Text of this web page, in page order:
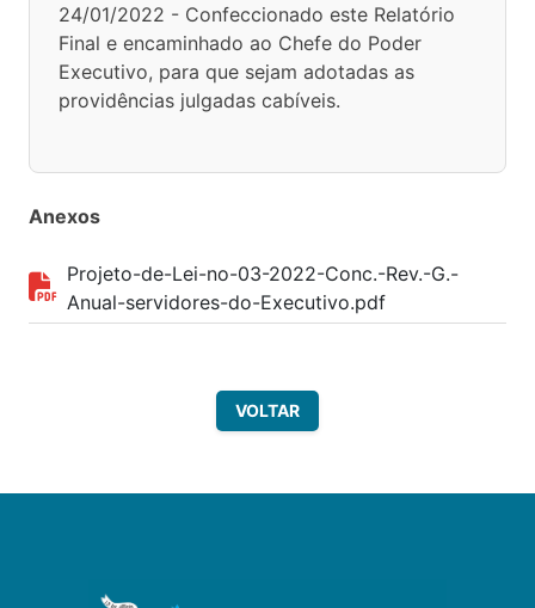
24/01/2022 - Confeccionado este Relatório
Final e encaminhado ao Chefe do Poder
Executivo, para que sejam adotadas as
providências julgadas cabíveis.
Anexos
Projeto-de-Lei-no-03-2022-Conc.-Rev.-G.-
Anual-servidores-do-Executivo.pdf
VOLTAR